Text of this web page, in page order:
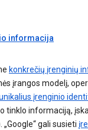
informacija
konkrečių įrenginių
įrangos modelį,
įrenginio
tinklo informaciją,
„Google“ gali susieti